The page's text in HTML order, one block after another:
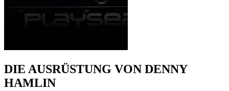
DIE AUSRÜSTUNG VON DENNY
HAMLIN